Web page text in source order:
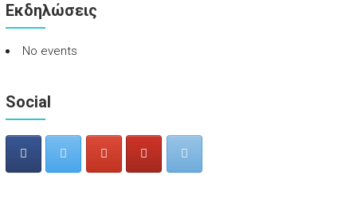
Εκδηλώσεις
No events
Social